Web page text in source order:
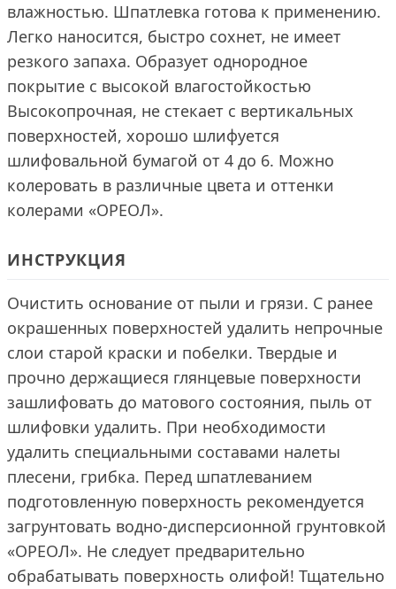
влажностью. Шпатлевка готова к применению.
Легко наносится, быстро сохнет, не имеет
резкого запаха. Образует однородное
покрытие с высокой влагостойкостью
Высокопрочная, не стекает с вертикальных
поверхностей, хорошо шлифуется
шлифовальной бумагой от 4 до 6. Можно
колеровать в различные цвета и оттенки
колерами «ОРЕОЛ».
ИНСТРУКЦИЯ
Очистить основание от пыли и грязи. С ранее
окрашенных поверхностей удалить непрочные
слои старой краски и побелки. Твердые и
прочно держащиеся глянцевые поверхности
зашлифовать до матового состояния, пыль от
шлифовки удалить. При необходимости
удалить специальными составами налеты
плесени, грибка. Перед шпатлеванием
подготовленную поверхность рекомендуется
загрунтовать водно-дисперсионной грунтовкой
«ОРЕОЛ». Не следует предварительно
обрабатывать поверхность олифой! Тщательно